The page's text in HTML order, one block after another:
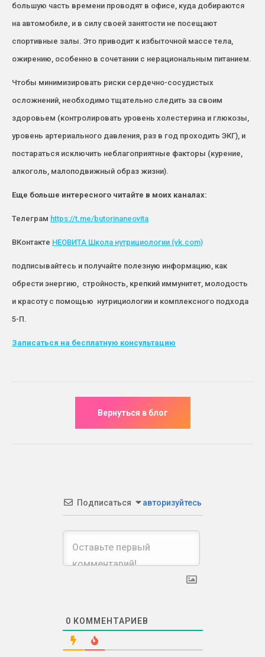
большую часть времени проводят в офисе, куда добираются
на автомобиле, и в силу своей занятости не посещают
спортивные залы. Это приводит к избыточной массе тела,
ожирению, особенно в сочетании с нерациональным питанием.
Чтобы минимизировать риски сердечно-сосудистых
осложнений, необходимо тщательно следить за своим
здоровьем (контролировать уровень холестерина и глюкозы,
уровень артериального давления, раз в год проходить ЭКГ), и
постараться исключить неблагоприятные факторы (курение,
алкоголь, малоподвижный образ жизни).
Еще больше интересного читайте в моих каналах:
Телеграм https://t.me/butorinaneovita
ВКонтакте НЕОВИТА Школа нутрициологии (vk.com)
подписывайтесь и получайте полезную информацию, как
обрести энергию, стройность, крепкий иммунитет, молодость
и красоту с помощью нутрициологии и комплексного подхода
5-П.
Записаться на бесплатную консультацию
Подписаться авторизуйтесь
0 КОММЕНТАРИЕВ